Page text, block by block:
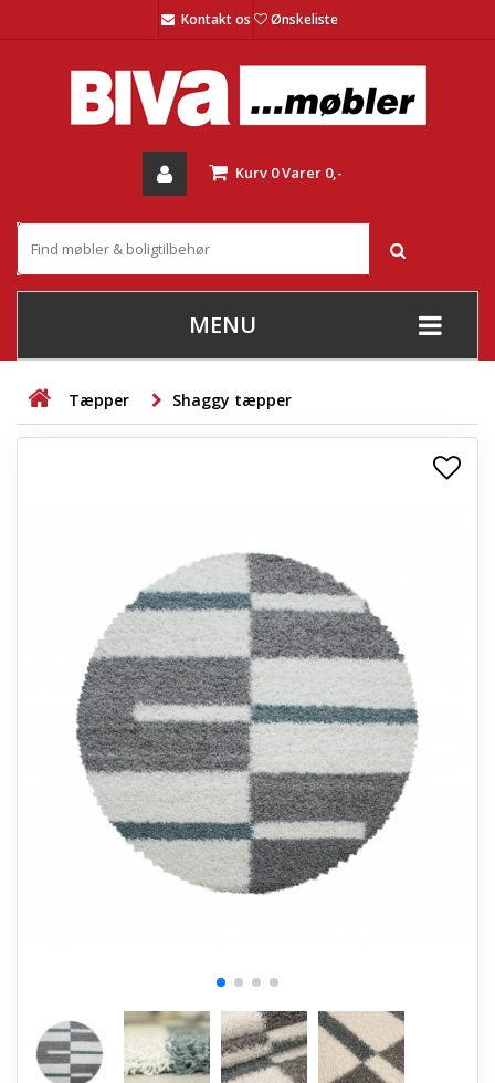
Kontakt os Ønskeliste
Kurv 0Varer 0,-
MENU
+
STUE
+
KONTORMØBLER
OPBEVARING
HAVEMØBLER
ENTREMØBLER
SPAR PENGE PÅ UDVALGTE VARER
Tæpper Shaggy tæpper